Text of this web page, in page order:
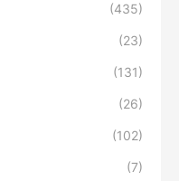
(435)
(23)
(131)
(26)
(102)
(7)